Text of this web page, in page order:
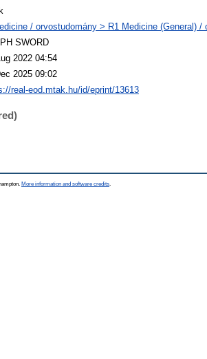
/ orvostudomány > R1 Medicine (General) /
SWORD
2022 04:54
2025 09:02
real-eod.mtak.hu/id/eprint/13613
More information and software credits